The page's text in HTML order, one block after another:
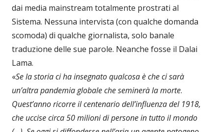
dai media mainstream totalmente prostrati al
Sistema. Nessuna intervista (con qualche domanda
scomoda) di qualche giornalista, solo banale
traduzione delle sue parole. Neanche fosse il Dalai
Lama.
«Se la storia ci ha insegnato qualcosa è che ci sarà
un’altra pandemia globale che seminerà la morte.
Quest’anno ricorre il centenario dell’influenza del 1918,
che uccise circa 50 milioni di persone in tutto il mondo